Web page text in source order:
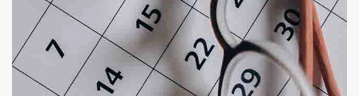
اعتلال الشبكية السكري الشبكية